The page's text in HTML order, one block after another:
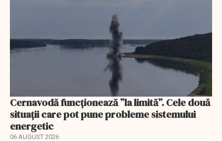
Cernavodă funcționează ”la limită”. Cele două
situații care pot pune probleme sistemului
energetic
06 AUGUST 2026